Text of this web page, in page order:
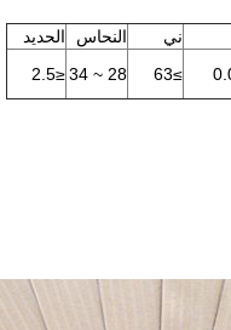
ني النحاس
الحديد
≥63
28 ~ 34
≤2.5